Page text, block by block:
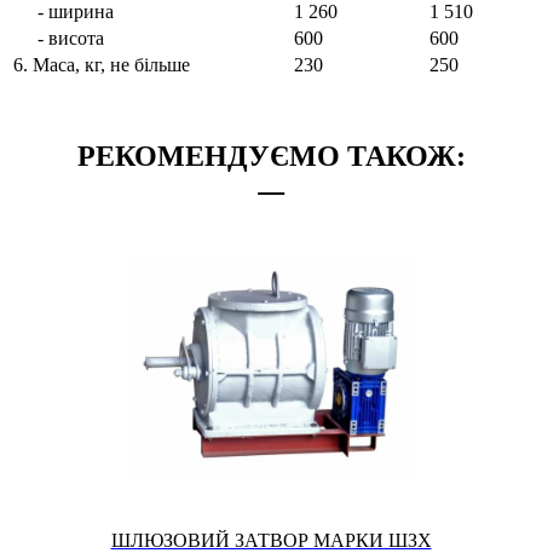
- ширина
1 260
1 510
- висота
600
600
6. Маса, кг, не більше
230 250
РЕКОМЕНДУЄМО ТАКОЖ:
ШЛЮЗОВИЙ ЗАТВОР МАРКИ ШЗХ